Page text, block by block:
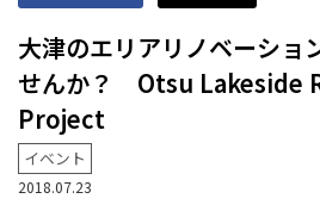
大津のエリアリノベーショ
せんか？ Otsu Lakeside
Project
イベント
2018.07.23